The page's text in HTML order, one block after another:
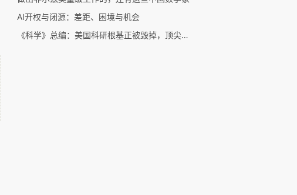
AI开权与闭源：差距、困境与机会
《科学》总编：美国科研根基正被毁掉，顶尖高校却集体沉默